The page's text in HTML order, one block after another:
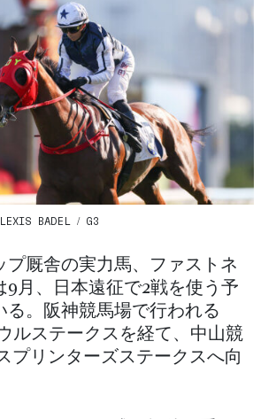
BADEL / G3
プ厩舎の実力馬、ファストネ
9月、日本遠征で2戦を使う予
る。阪神競馬場で行われる
ルステークスを経て、中山競
プリンターズステークスへ向